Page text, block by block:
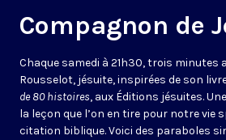
Compagnon de
Chaque samedi à 21h30, trois minutes
Rousselot, jésuite, inspirées de son
de 80 histoires, aux Éditions jésuites.
la leçon que l’on en tire pour notre vie
citation biblique. Voici des paraboles